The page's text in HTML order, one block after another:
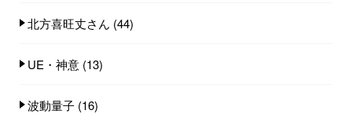
北方喜旺丈さん (44)
UE・神意 (13)
波動量子 (16)